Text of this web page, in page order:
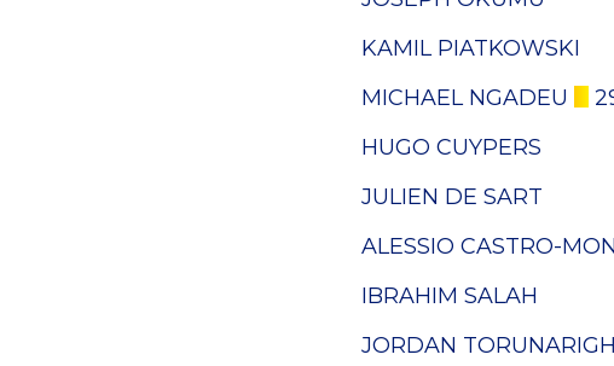
KAMIL PIATKOWSKI
MICHAEL NGADEU
HUGO CUYPERS
JULIEN DE SART
ALESSIO CASTRO-
IBRAHIM SALAH
JORDAN